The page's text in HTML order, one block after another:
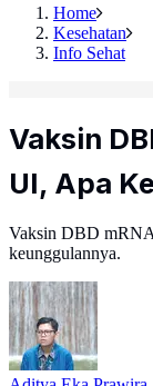
Home
Kesehatan
Info Sehat
Vaksin
UI, Apa
Vaksin DBD
keunggulannya.